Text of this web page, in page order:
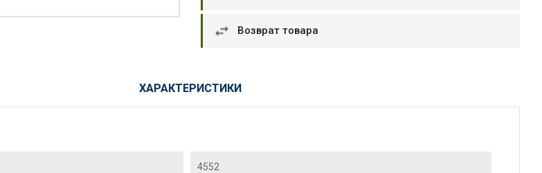
Ольга Кузяева
и овощи. Мясо свежее. Очень
доволен. Буду покупать ещё.
Возврат товара
ХАРАКТЕРИСТИКИ
4552